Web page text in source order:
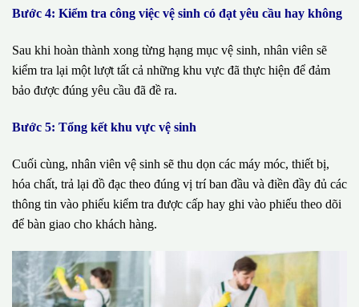
Bước 4: Kiểm tra công việc vệ sinh có đạt yêu cầu hay không
Sau khi hoàn thành xong từng hạng mục vệ sinh, nhân viên sẽ
kiểm tra lại một lượt tất cả những khu vực đã thực hiện để đảm
bảo được đúng yêu cầu đã đề ra.
Bước 5: Tổng kết khu vực vệ sinh
Cuối cùng, nhân viên vệ sinh sẽ thu dọn các máy móc, thiết bị,
hóa chất, trả lại đồ đạc theo đúng vị trí ban đầu và điền đầy đủ các
thông tin vào phiếu kiểm tra được cấp hay ghi vào phiếu theo dõi
để bàn giao cho khách hàng.